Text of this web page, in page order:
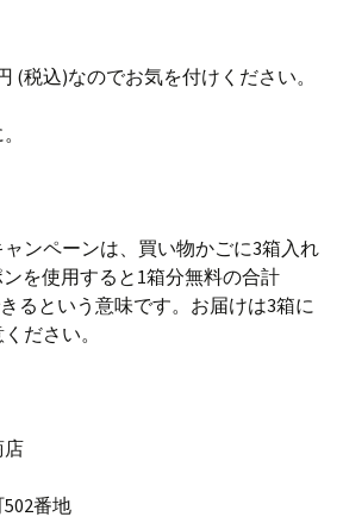
(税込)なのでお気を付けください。
ャンペーンは、買い物かごに3箱入れ
ンを使用すると1箱分無料の合計
るという意味です。お届けは3箱に
ださい。
店
番地